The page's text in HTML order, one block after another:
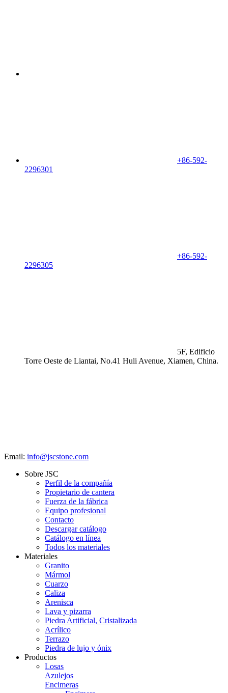
+86-592-
2296301
+86-592-
2296305
5F, Edificio
Torre Oeste de Liantai, No.41 Huli Avenue, Xiamen, China.
Email: info@jscstone.com
Sobre JSC
Perfil de la compañía
Propietario de cantera
Fuerza de la fábrica
Equipo profesional
Contacto
Descargar catálogo
Catálogo en línea
Todos los materiales
Materiales
Granito
Mármol
Cuarzo
Caliza
Arenisca
Lava y pizarra
Piedra Artificial, Cristalizada
Acrílico
Terrazo
Piedra de lujo y ónix
Productos
Losas
Azulejos
Encimeras